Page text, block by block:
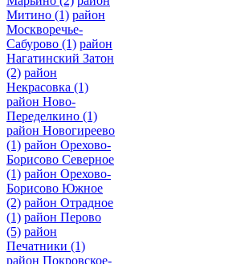
Митино (1) район
Москворечье-
Сабурово (1) район
Нагатинский Затон
(2) район
Некрасовка (1)
район Ново-
Переделкино (1)
район Новогиреево
(1) район Орехово-
Борисово Северное
(1) район Орехово-
Борисово Южное
(2) район Отрадное
(1) район Перово
(5) район
Печатники (1)
район Покровское-